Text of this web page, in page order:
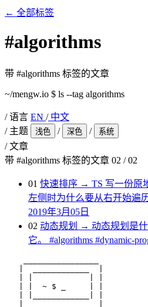
← 全部标签
#algorithms
带 #algorithms 标签的文章
~/mengw.io $ ls --tag algorithms
/语言 EN /中文
/主题 浅色 / 深色 / 系统
/文章
带 #algorithms 标签的文章 02 /02
01 快速排序 → TS 写一份原
左侧时为什么要从右开始遍
2019年3月05日
02 动态规划 → 动态规划是
它。 #algorithms #dynamic-
   | |  ~ $ _     | |